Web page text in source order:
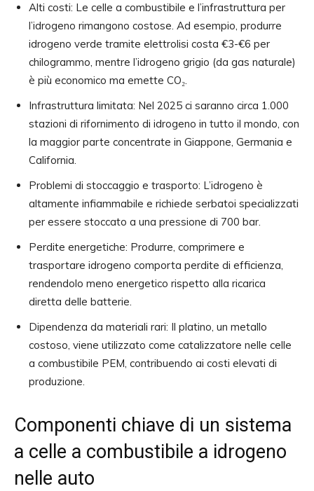
Alti costi: Le celle a combustibile e l’infrastruttura per
l’idrogeno rimangono costose. Ad esempio, produrre
idrogeno verde tramite elettrolisi costa €3-€6 per
chilogrammo, mentre l’idrogeno grigio (da gas naturale)
è più economico ma emette CO₂.
Infrastruttura limitata: Nel 2025 ci saranno circa 1.000
stazioni di rifornimento di idrogeno in tutto il mondo, con
la maggior parte concentrate in Giappone, Germania e
California.
Problemi di stoccaggio e trasporto: L’idrogeno è
altamente infiammabile e richiede serbatoi specializzati
per essere stoccato a una pressione di 700 bar.
Perdite energetiche: Produrre, comprimere e
trasportare idrogeno comporta perdite di efficienza,
rendendolo meno energetico rispetto alla ricarica
diretta delle batterie.
Dipendenza da materiali rari: Il platino, un metallo
costoso, viene utilizzato come catalizzatore nelle celle
a combustibile PEM, contribuendo ai costi elevati di
produzione.
Componenti chiave di un sistema
a celle a combustibile a idrogeno
nelle auto